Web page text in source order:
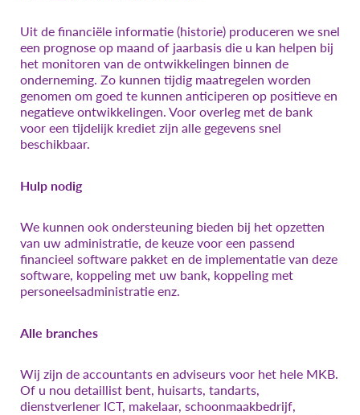
Uit de financiële informatie (historie) produceren we snel
een prognose op maand of jaarbasis die u kan helpen bij
het monitoren van de ontwikkelingen binnen de
onderneming. Zo kunnen tijdig maatregelen worden
genomen om goed te kunnen anticiperen op positieve en
negatieve ontwikkelingen. Voor overleg met de bank
voor een tijdelijk krediet zijn alle gegevens snel
beschikbaar.
Hulp nodig
We kunnen ook ondersteuning bieden bij het opzetten
van uw administratie, de keuze voor een passend
financieel software pakket en de implementatie van deze
software, koppeling met uw bank, koppeling met
personeelsadministratie enz.
Alle branches
Wij zijn de accountants en adviseurs voor het hele MKB.
Of u nou detaillist bent, huisarts, tandarts,
dienstverlener ICT, makelaar, schoonmaakbedrijf,